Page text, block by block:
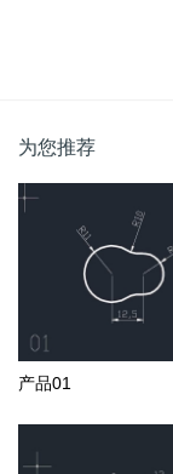
为您推荐
产品01